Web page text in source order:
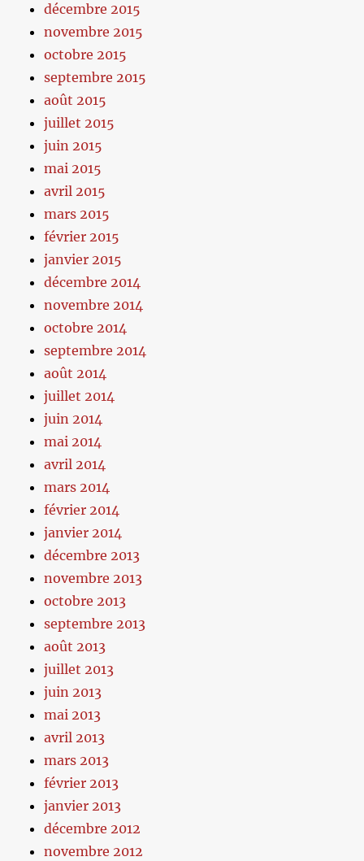
décembre 2015
novembre 2015
octobre 2015
septembre 2015
août 2015
juillet 2015
juin 2015
mai 2015
avril 2015
mars 2015
février 2015
janvier 2015
décembre 2014
novembre 2014
octobre 2014
septembre 2014
août 2014
juillet 2014
juin 2014
mai 2014
avril 2014
mars 2014
février 2014
janvier 2014
décembre 2013
novembre 2013
octobre 2013
septembre 2013
août 2013
juillet 2013
juin 2013
mai 2013
avril 2013
mars 2013
février 2013
janvier 2013
décembre 2012
novembre 2012